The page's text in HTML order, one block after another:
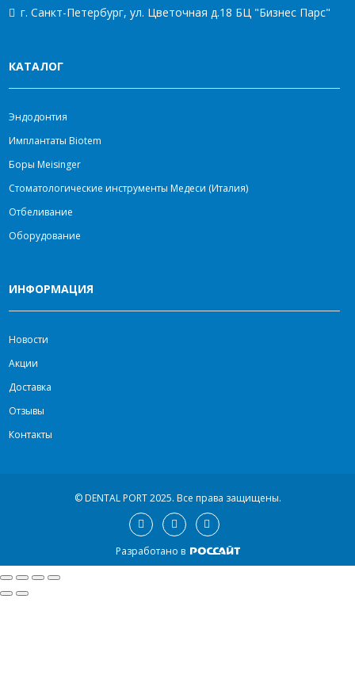
г. Санкт-Петербург, ул. Цветочная д.18 БЦ "Бизнес Парс"
КАТАЛОГ
Эндодонтия
Имплантаты Biotem
Боры Meisinger
Стоматологические инструменты Медеси (Италия)
Отбеливание
Оборудование
ИНФОРМАЦИЯ
Новости
Акции
Доставка
Отзывы
Контакты
© DENTAL PORT 2025. Все права защищены.
Разработано в